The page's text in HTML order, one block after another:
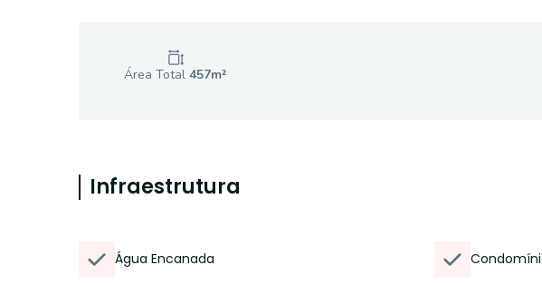
Área Total 457m²
Infraestrutura
Água Encanada